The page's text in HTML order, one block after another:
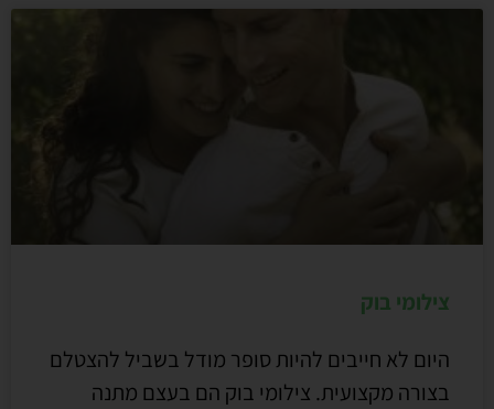
צילומי בוק
היום לא חייבים להיות סופר מודל בשביל להצטלם
בצורה מקצועית. צילומי בוק הם בעצם מתנה